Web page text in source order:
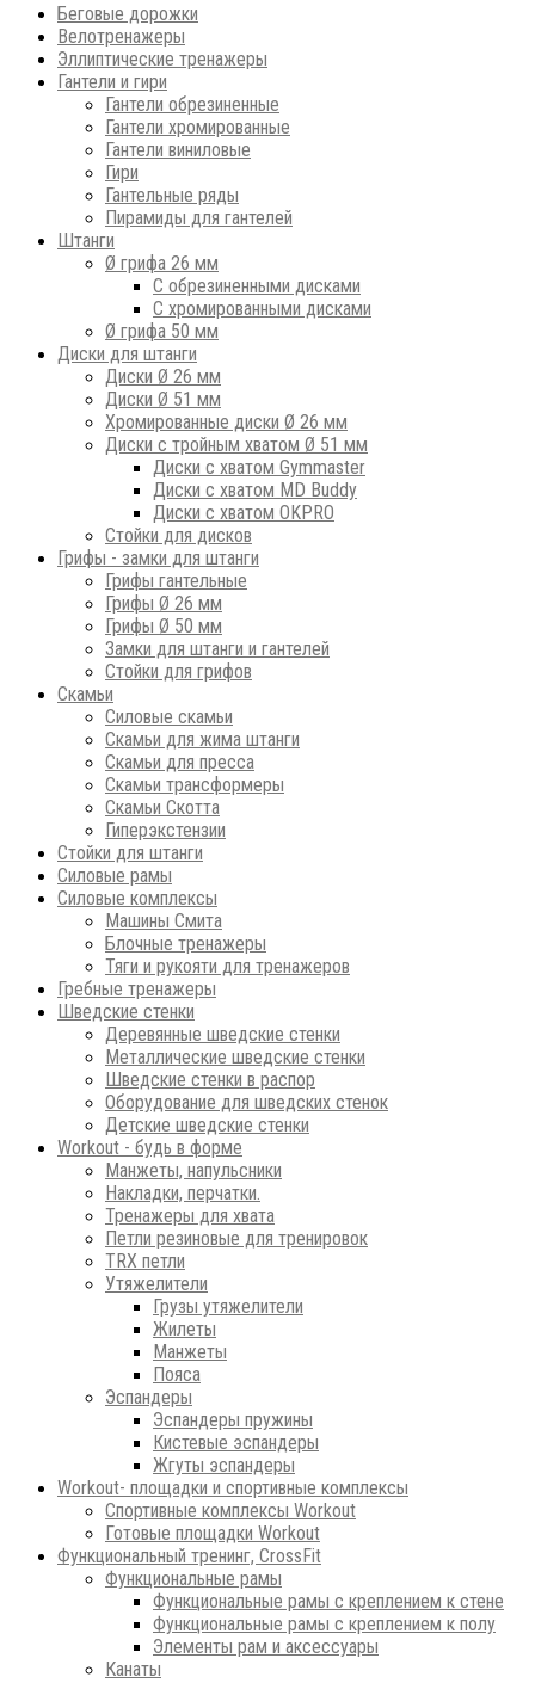
Беговые дорожки
Велотренажеры
Эллиптические тренажеры
Гантели и гири
Гантели обрезиненные
Гантели хромированные
Гантели виниловые
Гири
Гантельные ряды
Пирамиды для гантелей
Штанги
Ø грифа 26 мм
С обрезиненными дисками
С хромированными дисками
Ø грифа 50 мм
Диски для штанги
Диски Ø 26 мм
Диски Ø 51 мм
Хромированные диски Ø 26 мм
Диски с тройным хватом Ø 51 мм
Диски с хватом Gymmaster
Диски с хватом MD Buddy
Диски с хватом OKPRO
Стойки для дисков
Грифы - замки для штанги
Грифы гантельные
Грифы Ø 26 мм
Грифы Ø 50 мм
Замки для штанги и гантелей
Стойки для грифов
Скамьи
Силовые скамьи
Скамьи для жима штанги
Скамьи для пресса
Скамьи трансформеры
Скамьи Скотта
Гиперэкстензии
Стойки для штанги
Силовые рамы
Силовые комплексы
Машины Смита
Блочные тренажеры
Тяги и рукояти для тренажеров
Гребные тренажеры
Шведские стенки
Деревянные шведские стенки
Металлические шведские стенки
Шведские стенки в распор
Оборудование для шведских стенок
Детские шведские стенки
Workout - будь в форме
Манжеты, напульсники
Накладки, перчатки.
Тренажеры для хвата
Петли резиновые для тренировок
ТRХ петли
Утяжелители
Грузы утяжелители
Жилеты
Манжеты
Пояса
Эспандеры
Эспандеры пружины
Кистевые эспандеры
Жгуты эспандеры
Workout- площадки и спортивные комплексы
Спортивные комплексы Workout
Готовые площадки Workout
Функциональный тренинг, CrossFit
Функциональные рамы
Функциональные рамы с креплением к стене
Функциональные рамы с креплением к полу
Элементы рам и аксессуары
Канаты